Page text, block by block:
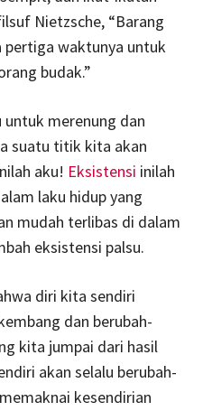
Nietzsche, “Barang
pertiga waktunya untuk
budak.”
merenung dan
suatu titik kita akan
aku! Eksistensi inilah
laku hidup yang
mudah terlibas di dalam
eksistensi palsu.
diri kita sendiri
dan berubah-
kita jumpai dari hasil
akan selalu berubah-
kesendirian